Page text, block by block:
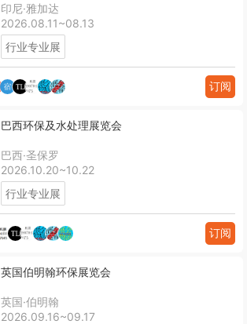
印尼·雅加达
2026.08.11~08.13
行业专业展
订阅
巴西环保及水处理展览会
巴西·圣保罗
2026.10.20~10.22
行业专业展
订阅
英国伯明翰环保展览会
英国·伯明翰
2026.09.16~09.17